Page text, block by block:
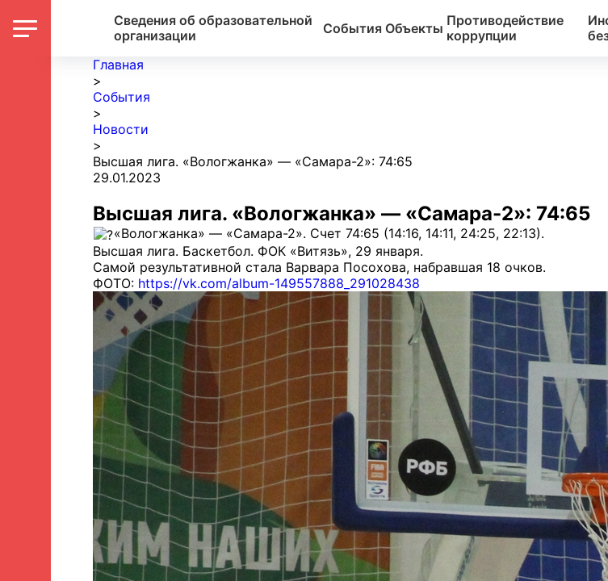
Сведения об образовательной
организации
События Объекты Противодействие
коррупции
Главная
>
События
>
Новости
>
Высшая лига. «Вологжанка» — «Самара-2»: 74:65
29.01.2023
Высшая лига. «Вологжанка» — «Самара-2»: 74:65
«Вологжанка» — «Самара-2». Счет 74:65 (14:16, 14:11, 24:25, 22:13).
Высшая лига. Баскетбол. ФОК «Витязь», 29 января.
Самой результативной стала Варвара Посохова, набравшая 18 очков.
ФОТО: https://vk.com/album-149557888_291028438